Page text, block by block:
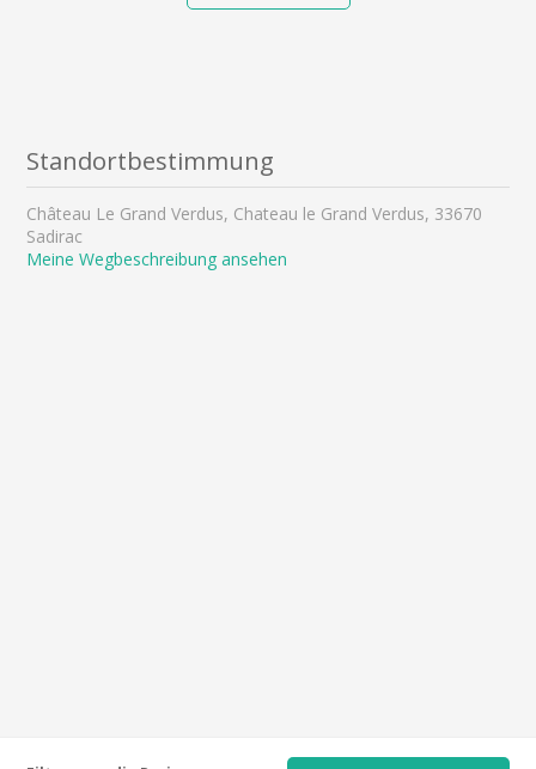
Standortbestimmung
Château Le Grand Verdus, Chateau le Grand Verdus, 33670
Sadirac
Meine Wegbeschreibung ansehen